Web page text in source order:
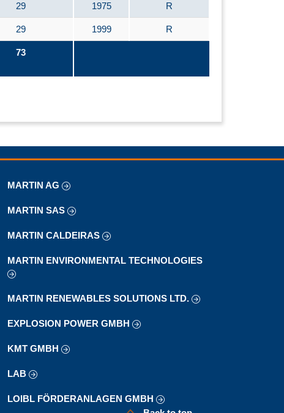
29 1975 R
29 1999 R
73
MARTIN AG
MARTIN SAS
MARTIN CALDEIRAS
MARTIN ENVIRONMENTAL TECHNOLOGIES
MARTIN RENEWABLES SOLUTIONS LTD.
EXPLOSION POWER GMBH
KMT GMBH
LAB
LOIBL FÖRDERANLAGEN GMBH